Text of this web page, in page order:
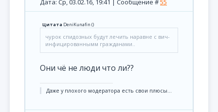
Дата: Ср, 03.02.16, 19:41 | Сообщение #55
Цитата DeniKunafin ()
чурок спидозных будут лечить наравне с вич-
инфицированнымм гражданами..
Они чё не люди что ли??
Даже у плохого модератора есть свои плюсы...